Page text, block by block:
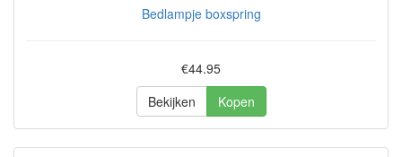
Bedlampje boxspring
€44.95
Bekijken
Kopen